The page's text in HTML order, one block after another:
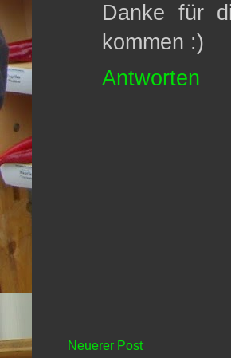
Danke für
kommen :)
Antworten
Neuerer Post